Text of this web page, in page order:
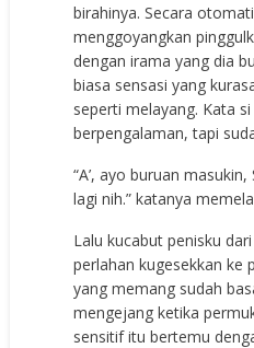
birahinya. Secara
menggoyangkan
dengan irama yang dia
biasa sensasi yang
seperti melayang. Kata
berpengalaman, tapi
“A’, ayo buruan
lagi nih.” katanya
Lalu kucabut penisku
perlahan kugesekkan ke
yang memang sudah
mengejang ketika
sensitif itu bertemu